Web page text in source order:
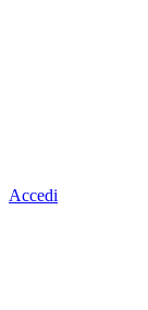
Accedi